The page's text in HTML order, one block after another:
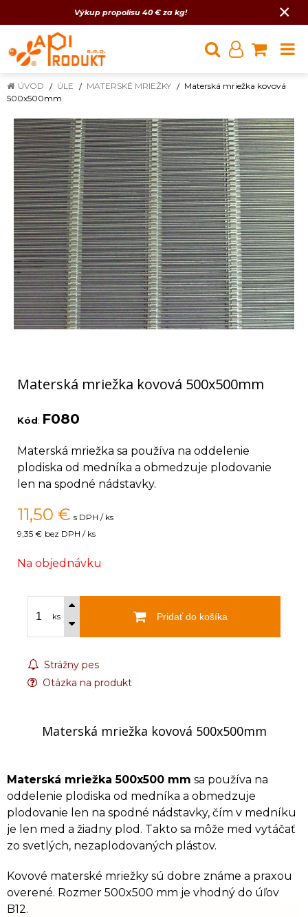
Výkup propolisu 40 € za kg! ×
ÚVOD ÚLE MATERSKÉ MRIEŽKY
Materská mriežka kovová
500x500mm
Materská mriežka kovová 500x500mm
Kód: F080
Materská mriežka sa používa na oddelenie
plodiska od medníka a obmedzuje plodovanie
len na spodné nádstavky.
11,50 € s DPH / ks
9,35 € bez DPH / ks
Na objednávku
ks Pridať do košíka
Strážny pes
Otázka na produkt
Materská mriežka kovová 500x500mm
Materská mriežka 500x500 mm sa používa na
oddelenie plodiska od medníka a obmedzuje
plodovanie len na spodné nádstavky, čím v medníku
je len med a žiadny plod. Takto sa môže med vytáčať
zo svetlých, nezaplodovaných plástov.
Kovové materské mriežky sú dobre známe a praxou
overené. Rozmer 500x500 mm je vhodný do úľov
B12.